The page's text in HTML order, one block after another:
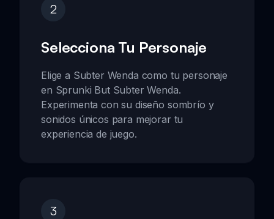
2
Selecciona Tu Personaje
Elige a Subter Wenda como tu personaje
en Sprunki But Subter Wenda.
Experimenta con su diseño sombrío y
sonidos únicos para mejorar tu
experiencia de juego.
3